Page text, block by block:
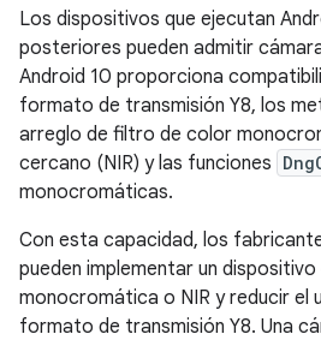
Los dispositivos que ejecutan
posteriores pueden admitir
Android 10 proporciona
formato de transmisión Y8, los
arreglo de filtro de color
cercano (NIR) y las funciones
monocromáticas.
Con esta capacidad, los
pueden implementar un
monocromática o NIR y reducir el
formato de transmisión Y8. Una